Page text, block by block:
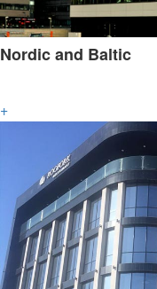
Nordic and Baltic
+